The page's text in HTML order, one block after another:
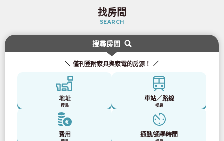
東急新橫濱線 (3)
西武新宿線 (165)
西武池袋線 (91)
找房間
SEARCH
搜尋房間
僅刊登附家具與家電的房源！
地址
搜尋
車站／路線
搜尋
費用 通勤/通學時間